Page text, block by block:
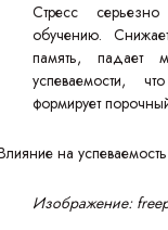
Стресс
обучению.
память, падает
успеваемости,
формирует
Изображение: